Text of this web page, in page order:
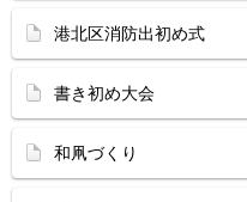
港北区消防出初め式
書き初め大会
和凧づくり